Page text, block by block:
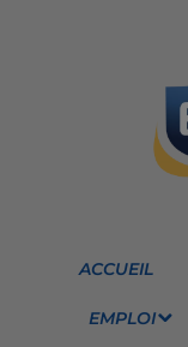
ACCUEIL
EMPLOI